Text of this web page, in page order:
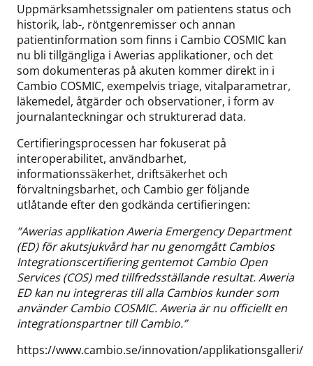
Uppmärksamhetssignaler om patientens status och
historik, lab-, röntgenremisser och annan
patientinformation som finns i Cambio COSMIC kan
nu bli tillgängliga i Awerias applikationer, och det
som dokumenteras på akuten kommer direkt in i
Cambio COSMIC, exempelvis triage, vitalparametrar,
läkemedel, åtgärder och observationer, i form av
journalanteckningar och strukturerad data.
Certifieringsprocessen har fokuserat på
interoperabilitet, användbarhet,
informationssäkerhet, driftsäkerhet och
förvaltningsbarhet, och Cambio ger följande
utlåtande efter den godkända certifieringen:
”Awerias applikation Aweria Emergency Department
(ED) för akutsjukvård har nu genomgått Cambios
Integrationscertifiering gentemot Cambio Open
Services (COS) med tillfredsställande resultat. Aweria
ED kan nu integreras till alla Cambios kunder som
använder Cambio COSMIC. Aweria är nu officiellt en
integrationspartner till Cambio.”
https://www.cambio.se/innovation/applikationsgalleri/